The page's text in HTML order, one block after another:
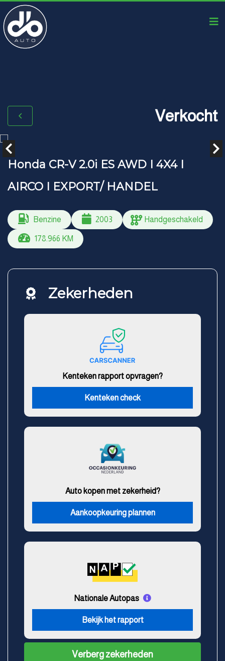
Verkocht
Honda CR-V 2.0i ES AWD I 4X4 I
AIRCO I EXPORT/ HANDEL
Benzine 2003 Handgeschakeld
178.966 KM
Zekerheden
Kenteken rapport opvragen?
Kenteken check
Auto kopen met zekerheid?
Aankoopkeuring plannen
Nationale Autopas
Bekijk het rapport
Verberg zekerheden